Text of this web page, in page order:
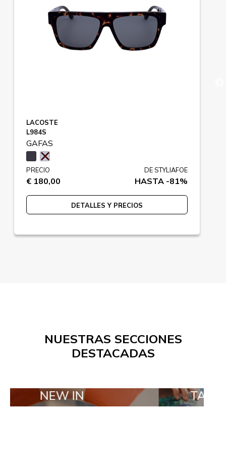
LACOSTE
L984S
GAFAS
PRECIO
€ 180,00
DE STYLIAFOE
HASTA -81%
DETALLES Y PRECIOS
NUESTRAS SECCIONES
DESTACADAS
NEW IN TAILOR